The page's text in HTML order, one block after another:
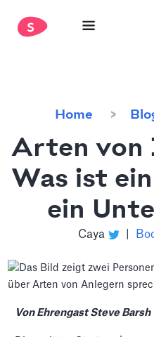
Home
Arten von
Was ist
ein
Caya
Von Ehrengast Steve